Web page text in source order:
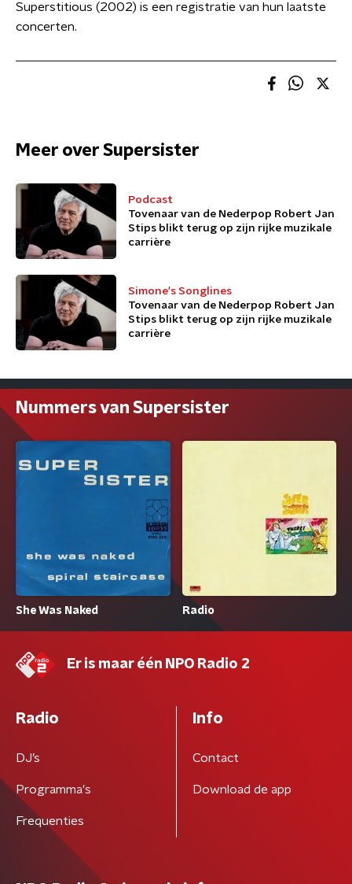
Superstitious (2002) is een registratie van hun laatste
concerten.
Meer over Supersister
Podcast
Tovenaar van de Nederpop Robert Jan
Stips blikt terug op zijn rijke muzikale
carrière
Simone's Songlines
Tovenaar van de Nederpop Robert Jan
Stips blikt terug op zijn rijke muzikale
carrière
Nummers van Supersister
She Was Naked Radio
Er is maar één NPO Radio 2
Radio
DJ’s
Programma's
Frequenties
Info
Contact
Download de app